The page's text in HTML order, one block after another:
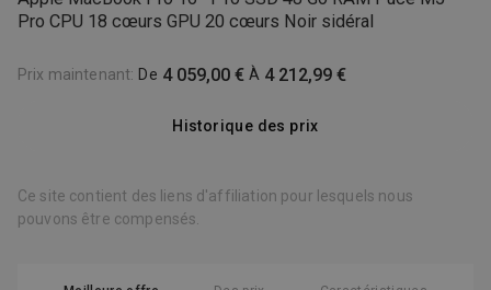
Pro CPU 18 cœurs GPU 20 cœurs Noir sidéral
Prix maintenant: De 4 059,00 € À 4 212,99 €
Historique des prix
Ce site contient des liens d'affiliation pour lesquels nous
pouvons être compensés.